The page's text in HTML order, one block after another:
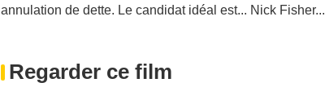
annulation de dette. Le candidat idéal est... Nick Fisher...
Regarder ce film